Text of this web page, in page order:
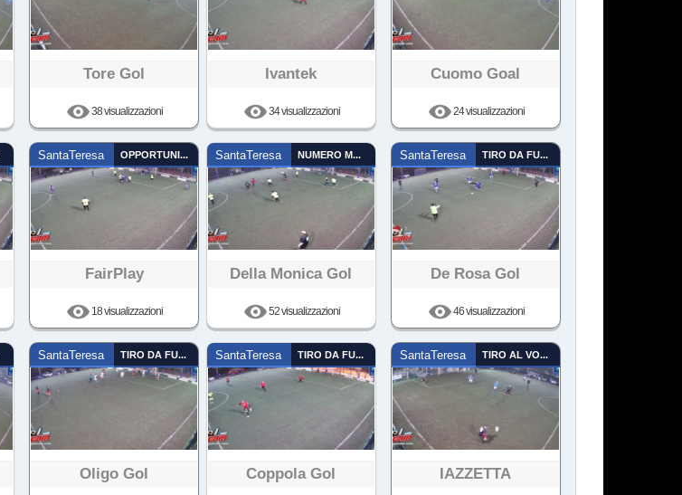
Tore Gol
38 visualizzazioni
Ivantek
34 visualizzazioni
Cuomo Goal
24 visualizzazioni
SantaTeresa OPPORTUNISTA
FairPlay
18 visualizzazioni
SantaTeresa NUMERO MAGICO
Della Monica Gol
52 visualizzazioni
SantaTeresa TIRO DA FUORI
De Rosa Gol
46 visualizzazioni
SantaTeresa TIRO DA FUORI
Oligo Gol
SantaTeresa TIRO DA FUORI
Coppola Gol
SantaTeresa TIRO AL VOLO
IAZZETTA